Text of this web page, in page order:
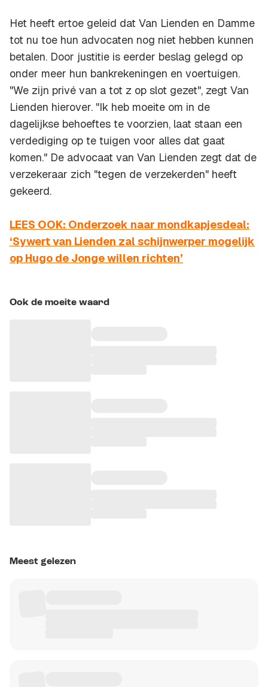
Het heeft ertoe geleid dat Van Lienden en Damme
tot nu toe hun advocaten nog niet hebben kunnen
betalen. Door justitie is eerder beslag gelegd op
onder meer hun bankrekeningen en voertuigen.
"We zijn privé van a tot z op slot gezet", zegt Van
Lienden hierover. "Ik heb moeite om in de
dagelijkse behoeftes te voorzien, laat staan een
verdediging op te tuigen voor alles dat gaat
komen." De advocaat van Van Lienden zegt dat de
verzekeraar zich "tegen de verzekerden" heeft
gekeerd.
LEES OOK: Onderzoek naar mondkapjesdeal:
‘Sywert van Lienden zal schijnwerper mogelijk
op Hugo de Jonge willen richten’
Ook de moeite waard
Meest gelezen